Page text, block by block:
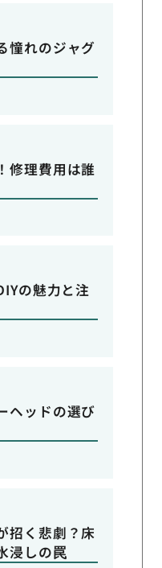
憧れのジャグ
修理費用は誰
の魅力と注
ヘッドの選び
招く悲劇？床
浸しの罠